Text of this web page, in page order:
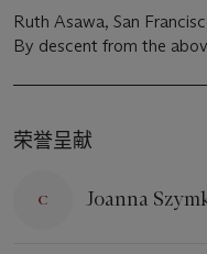
Ruth Asawa, San
By descent from the
荣誉呈献
Joanna